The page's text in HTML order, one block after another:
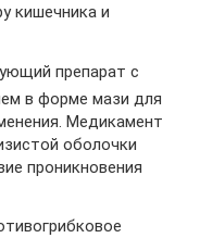
кишечника и
препарат с
в форме мази для
Медикамент
оболочки
проникновения